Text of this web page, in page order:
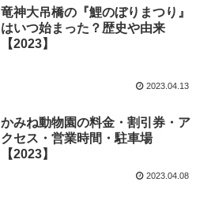
竜神大吊橋の『鯉のぼりまつり』
はいつ始まった？歴史や由来
【2023】
2023.04.13
かみね動物園の料金・割引券・ア
クセス・営業時間・駐車場
【2023】
2023.04.08